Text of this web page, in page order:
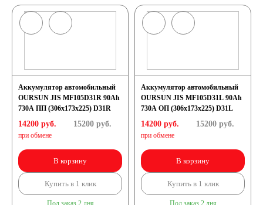
Аккумулятор автомобильный
OURSUN JIS MF105D31R 90Ah
730А ПП (306х173х225) D31R
14200 руб.
при обмене
15200руб.
В корзину
Купить в 1 клик
Под заказ 2 дня
Аккумулятор автомобильный
OURSUN JIS MF105D31L 90Ah
730А ОП (306х173х225) D31L
14200 руб.
при обмене
15200руб.
В корзину
Купить в 1 клик
Под заказ 2 дня